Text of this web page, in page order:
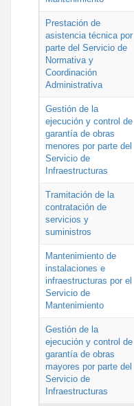
Prestación de
asistencia técnica por
parte del Servicio de
Normativa y
Coordinación
Administrativa
Gestión de la
ejecución y control de
garantía de obras
menores por parte del
Servicio de
Infraestructuras
Tramitación de la
contratación de
servicios y
suministros
Mantenimiento de
instalaciones e
infraestructuras por el
Servicio de
Mantenimiento
Gestión de la
ejecución y control de
garantía de obras
mayores por parte del
Servicio de
Infraestructuras